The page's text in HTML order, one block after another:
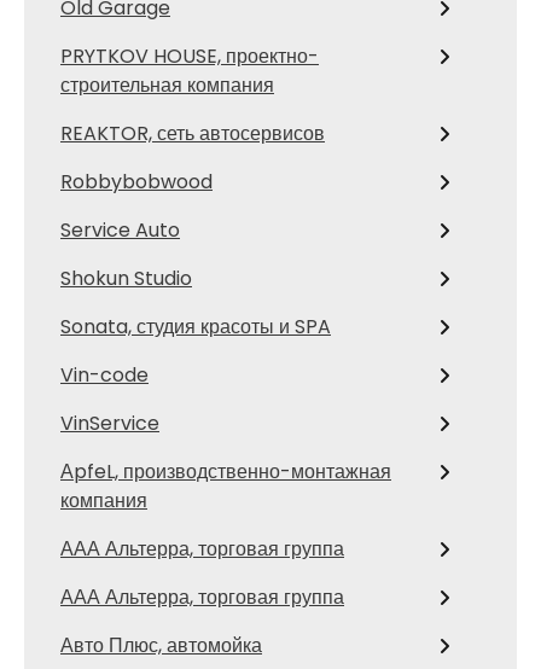
Old Garage
PRYTKOV HOUSE, проектно-
строительная компания
REAKTOR, сеть автосервисов
Robbybobwood
Service Auto
Shokun Studio
Sonata, студия красоты и SPA
Vin-code
VinService
АpfeL, производственно-монтажная
компания
ААА Альтерра, торговая группа
ААА Альтерра, торговая группа
Авто Плюс, автомойка